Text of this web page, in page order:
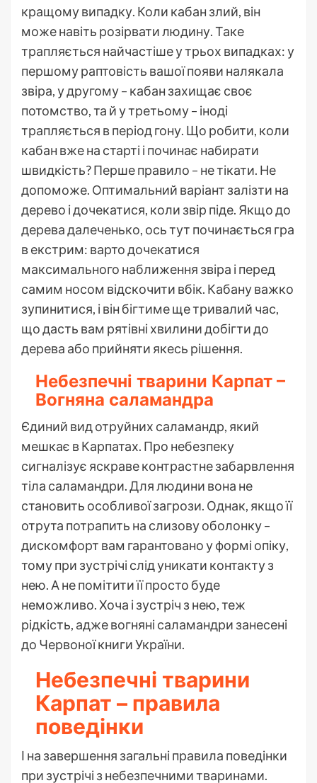
кращому випадку. Коли кабан злий, він
може навіть розірвати людину. Таке
трапляється найчастіше у трьох випадках: у
першому раптовість вашої появи налякала
звіра, у другому – кабан захищає своє
потомство, та й у третьому – іноді
трапляється в період гону. Що робити, коли
кабан вже на старті і починає набирати
швидкість? Перше правило – не тікати. Не
допоможе. Оптимальний варіант залізти на
дерево і дочекатися, коли звір піде. Якщо до
дерева далеченько, ось тут починається гра
в екстрим: варто дочекатися
максимального наближення звіра і перед
самим носом відскочити вбік. Кабану важко
зупинитися, і він бігтиме ще тривалий час,
що дасть вам рятівні хвилини добігти до
дерева або прийняти якесь рішення.
Небезпечні тварини Карпат –
Вогняна саламандра
Єдиний вид отруйних саламандр, який
мешкає в Карпатах. Про небезпеку
сигналізує яскраве контрастне забарвлення
тіла саламандри. Для людини вона не
становить особливої загрози. Однак, якщо її
отрута потрапить на слизову оболонку –
дискомфорт вам гарантовано у формі опіку,
тому при зустрічі слід уникати контакту з
нею. А не помітити її просто буде
неможливо. Хоча і зустріч з нею, теж
рідкість, адже вогняні саламандри занесені
до Червоної книги України.
Небезпечні тварини
Карпат – правила
поведінки
І на завершення загальні правила поведінки
при зустрічі з небезпечними тваринами.